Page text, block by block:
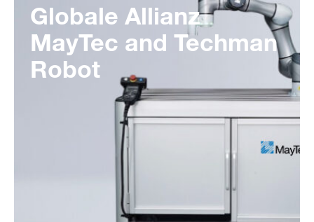
Globale Allianz
MayTec and Techman
Robot